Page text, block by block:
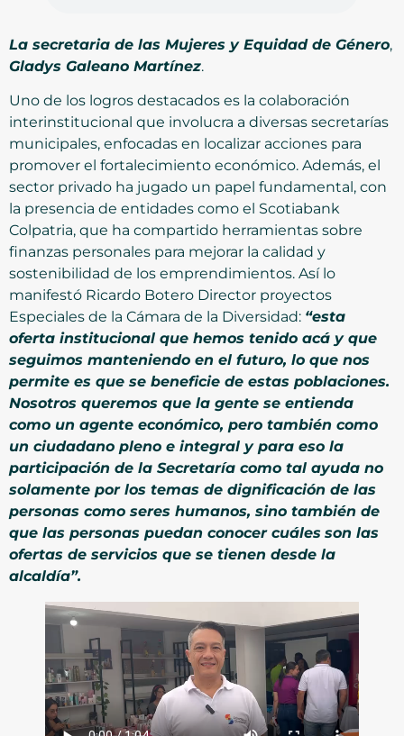
La secretaria de las Mujeres y Equidad de Género,
Gladys Galeano Martínez.
Uno de los logros destacados es la colaboración
interinstitucional que involucra a diversas secretarías
municipales, enfocadas en localizar acciones para
promover el fortalecimiento económico. Además, el
sector privado ha jugado un papel fundamental, con
la presencia de entidades como el Scotiabank
Colpatria, que ha compartido herramientas sobre
finanzas personales para mejorar la calidad y
sostenibilidad de los emprendimientos. Así lo
manifestó Ricardo Botero Director proyectos
Especiales de la Cámara de la Diversidad: “esta
oferta institucional que hemos tenido acá y que
seguimos manteniendo en el futuro, lo que nos
permite es que se beneficie de estas poblaciones.
Nosotros queremos que la gente se entienda
como un agente económico, pero también como
un ciudadano pleno e integral y para eso la
participación de la Secretaría como tal ayuda no
solamente por los temas de dignificación de las
personas como seres humanos, sino también de
que las personas puedan conocer cuáles son las
ofertas de servicios que se tienen desde la
alcaldía”.